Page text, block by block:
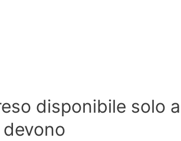
disponibile solo a